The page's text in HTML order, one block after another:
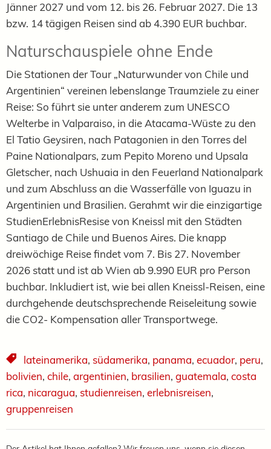
Jänner 2027 und vom 12. bis 26. Februar 2027. Die 13
bzw. 14 tägigen Reisen sind ab 4.390 EUR buchbar.
Naturschauspiele ohne Ende
Die Stationen der Tour „Naturwunder von Chile und
Argentinien“ vereinen lebenslange Traumziele zu einer
Reise: So führt sie unter anderem zum UNESCO
Welterbe in Valparaiso, in die Atacama-Wüste zu den
El Tatio Geysiren, nach Patagonien in den Torres del
Paine Nationalpars, zum Pepito Moreno und Upsala
Gletscher, nach Ushuaia in den Feuerland Nationalpark
und zum Abschluss an die Wasserfälle von Iguazu in
Argentinien und Brasilien. Gerahmt wir die einzigartige
StudienErlebnisResise von Kneissl mit den Städten
Santiago de Chile und Buenos Aires. Die knapp
dreiwöchige Reise findet vom 7. Bis 27. November
2026 statt und ist ab Wien ab 9.990 EUR pro Person
buchbar. Inkludiert ist, wie bei allen Kneissl-Reisen, eine
durchgehende deutschsprechende Reiseleitung sowie
die CO2- Kompensation aller Transportwege.
lateinamerika, südamerika, panama, ecuador, peru,
bolivien, chile, argentinien, brasilien, guatemala, costa
rica, nicaragua, studienreisen, erlebnisreisen,
gruppenreisen